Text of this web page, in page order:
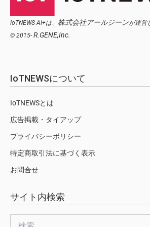
IoTNEWS AI+は、 株式会社アールジーンが運営
© 2015- R.GENE,Inc.
IoTNEWSについて
IoTNEWSとは
広告掲載・タイアップ
プライバシーポリシー
特定商取引法に基づく表示
お問合せ
サイト内検索